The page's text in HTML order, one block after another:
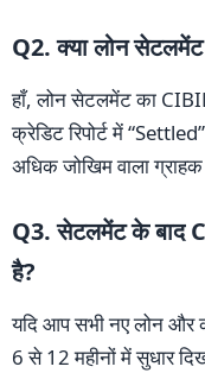
Q2. क्या लोन
हाँ, लोन सेटलमेंट का
क्रेडिट रिपोर्ट में
अधिक जोखिम वाला
Q3. सेटलमेंट के बाद
है?
यदि आप सभी नए लोन और
6 से 12 महीनों में सुधार